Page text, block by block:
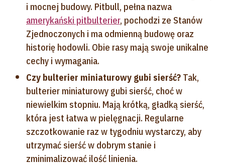
i mocnej budowy. Pitbull, pełna nazwa
amerykański pitbulterier, pochodzi ze Stanów
Zjednoczonych i ma odmienną budowę oraz
historię hodowli. Obie rasy mają swoje unikalne
cechy i wymagania.
Czy bulterier miniaturowy gubi sierść? Tak,
bulterier miniaturowy gubi sierść, choć w
niewielkim stopniu. Mają krótką, gładką sierść,
która jest łatwa w pielęgnacji. Regularne
szczotkowanie raz w tygodniu wystarczy, aby
utrzymać sierść w dobrym stanie i
zminimalizować ilość linienia.